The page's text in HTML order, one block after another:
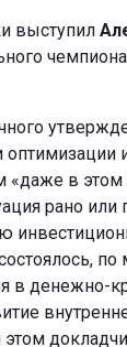
выступил
«даже в
рано или
в денежно-